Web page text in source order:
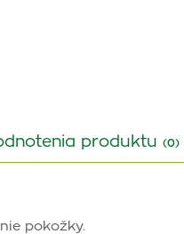
produktu (0)
pokožky.